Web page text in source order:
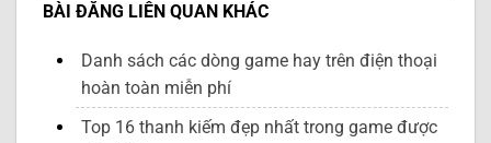
BÀI ĐĂNG LIÊN QUAN KHÁC
Danh sách các dòng game hay trên điện thoại
hoàn toàn miễn phí
Top 16 thanh kiếm đẹp nhất trong game được